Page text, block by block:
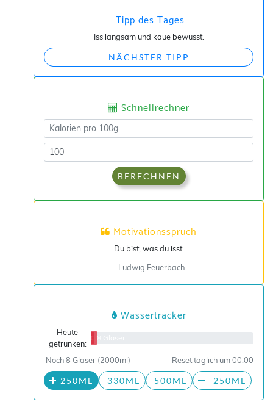
Tipp des Tages
Iss langsam und kaue bewusst.
NÄCHSTER TIPP
Schnellrechner
BERECHNEN
Motivationsspruch
Du bist, was du isst.
- Ludwig Feuerbach
Wassertracker
Heute
getrunken:
0/8 Gläser
Noch 8 Gläser (2000ml) Reset täglich um 00:00
250ML 330ML 500ML -250ML